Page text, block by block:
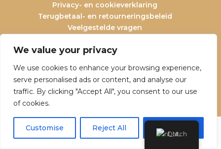
We value your privacy
We use cookies to enhance your browsing experience,
serve personalised ads or content, and analyse our
traffic. By clicking "Accept All", you consent to our use
of cookies.
Customise Reject All Accept All
Privacy- en cookieverklaring
Terugbetaal- en retourneringsbeleid
Veelgestelde vragen
© 2025 Dutch Dreamers. Alle rechten
voorbehouden | KvK-nummer: 90797191 | Btw-
Dutch